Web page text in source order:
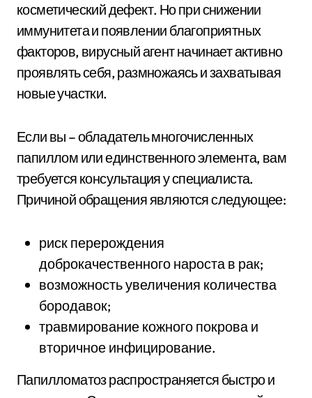
косметический дефект. Но при снижении
иммунитета и появлении благоприятных
факторов, вирусный агент начинает активно
проявлять себя, размножаясь и захватывая
новые участки.
Если вы – обладатель многочисленных
папиллом или единственного элемента, вам
требуется консультация у специалиста.
Причиной обращения являются следующее:
риск перерождения
доброкачественного нароста в рак;
возможность увеличения количества
бородавок;
травмирование кожного покрова и
вторичное инфицирование.
Папилломатоз распространяется быстро и